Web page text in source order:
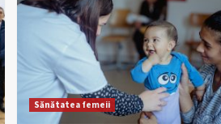
Sănătatea femeii